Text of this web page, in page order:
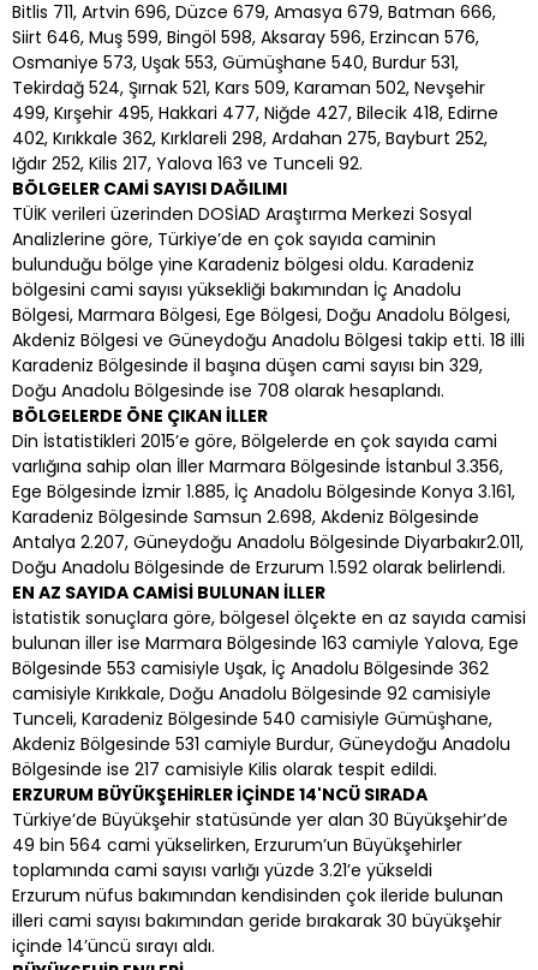
Bitlis 711, Artvin 696, Düzce 679, Amasya 679, Batman 666,
Siirt 646, Muş 599, Bingöl 598, Aksaray 596, Erzincan 576,
Osmaniye 573, Uşak 553, Gümüşhane 540, Burdur 531,
Tekirdağ 524, Şırnak 521, Kars 509, Karaman 502, Nevşehir
499, Kırşehir 495, Hakkari 477, Niğde 427, Bilecik 418, Edirne
402, Kırıkkale 362, Kırklareli 298, Ardahan 275, Bayburt 252,
Iğdır 252, Kilis 217, Yalova 163 ve Tunceli 92.
BÖLGELER CAMİ SAYISI DAĞILIMI
TÜİK verileri üzerinden DOSİAD Araştırma Merkezi Sosyal
Analizlerine göre, Türkiye’de en çok sayıda caminin
bulunduğu bölge yine Karadeniz bölgesi oldu. Karadeniz
bölgesini cami sayısı yüksekliği bakımından İç Anadolu
Bölgesi, Marmara Bölgesi, Ege Bölgesi, Doğu Anadolu Bölgesi,
Akdeniz Bölgesi ve Güneydoğu Anadolu Bölgesi takip etti. 18 illi
Karadeniz Bölgesinde il başına düşen cami sayısı bin 329,
Doğu Anadolu Bölgesinde ise 708 olarak hesaplandı.
BÖLGELERDE ÖNE ÇIKAN İLLER
Din İstatistikleri 2015’e göre, Bölgelerde en çok sayıda cami
varlığına sahip olan İller Marmara Bölgesinde İstanbul 3.356,
Ege Bölgesinde İzmir 1.885, İç Anadolu Bölgesinde Konya 3.161,
Karadeniz Bölgesinde Samsun 2.698, Akdeniz Bölgesinde
Antalya 2.207, Güneydoğu Anadolu Bölgesinde Diyarbakır2.011,
Doğu Anadolu Bölgesinde de Erzurum 1.592 olarak belirlendi.
EN AZ SAYIDA CAMİSİ BULUNAN İLLER
İstatistik sonuçlara göre, bölgesel ölçekte en az sayıda camisi
bulunan iller ise Marmara Bölgesinde 163 camiyle Yalova, Ege
Bölgesinde 553 camisiyle Uşak, İç Anadolu Bölgesinde 362
camisiyle Kırıkkale, Doğu Anadolu Bölgesinde 92 camisiyle
Tunceli, Karadeniz Bölgesinde 540 camisiyle Gümüşhane,
Akdeniz Bölgesinde 531 camiyle Burdur, Güneydoğu Anadolu
Bölgesinde ise 217 camisiyle Kilis olarak tespit edildi.
ERZURUM BÜYÜKŞEHİRLER İÇİNDE 14'NCÜ SIRADA
Türkiye’de Büyükşehir statüsünde yer alan 30 Büyükşehir’de
49 bin 564 cami yükselirken, Erzurum’un Büyükşehirler
toplamında cami sayısı varlığı yüzde 3.21’e yükseldi
Erzurum nüfus bakımından kendisinden çok ileride bulunan
illeri cami sayısı bakımından geride bırakarak 30 büyükşehir
içinde 14’üncü sırayı aldı.